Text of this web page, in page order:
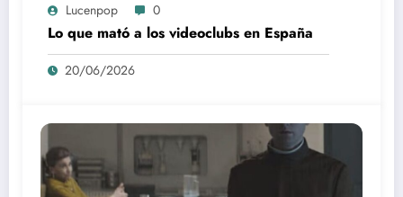
Lucenpop 0
Lo que mató a los videoclubs en España
20/06/2026